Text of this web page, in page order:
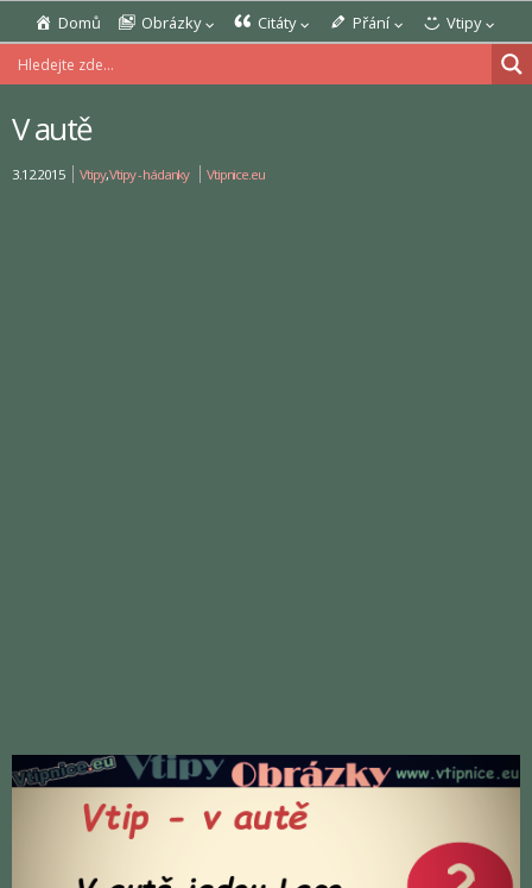
Domů Obrázky Citáty Přání Vtipy
V autě
3.12.2015 Vtipy,Vtipy - hádanky Vtipnice.eu